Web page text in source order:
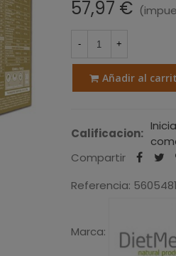
57,97 €
- +
Añadir al
Calificacion:
Compartir
Referencia:
Marca: